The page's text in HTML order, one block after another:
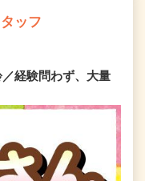
ッフ
経験問わず、大量